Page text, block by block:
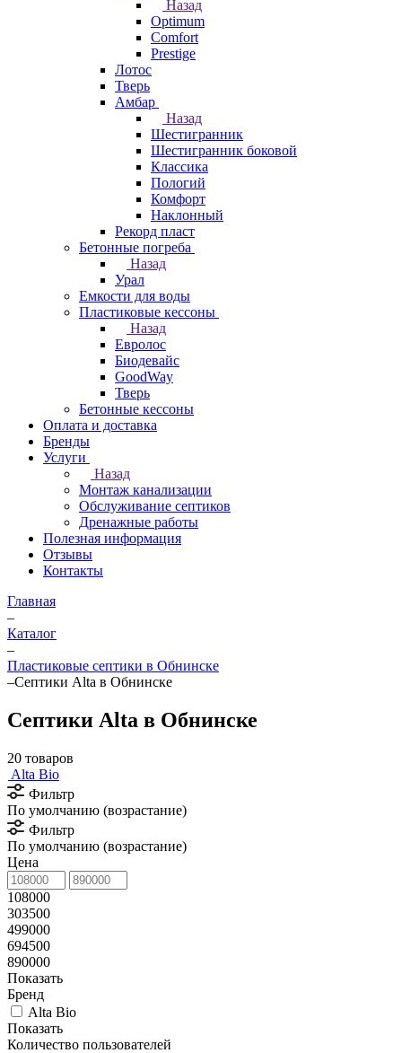
Назад
Optimum
Comfort
Prestige
Лотос
Тверь
Амбар
Назад
Шестигранник
Шестигранник боковой
Классика
Пологий
Комфорт
Наклонный
Рекорд пласт
Бетонные погреба
Назад
Урал
Емкости для воды
Пластиковые кессоны
Назад
Евролос
Биодевайс
GoodWay
Тверь
Бетонные кессоны
Оплата и доставка
Бренды
Услуги
Назад
Монтаж канализации
Обслуживание септиков
Дренажные работы
Полезная информация
Отзывы
Контакты
Главная
–
Каталог
–
Пластиковые септики в Обнинске
–Септики Alta в Обнинске
Септики Alta в Обнинске
20 товаров
Alta Bio
Фильтр
По умолчанию (возрастание)
Фильтр
По умолчанию (возрастание)
Цена
108000
303500
499000
694500
890000
Показать
Бренд
Alta Bio
Показать
Количество пользователей